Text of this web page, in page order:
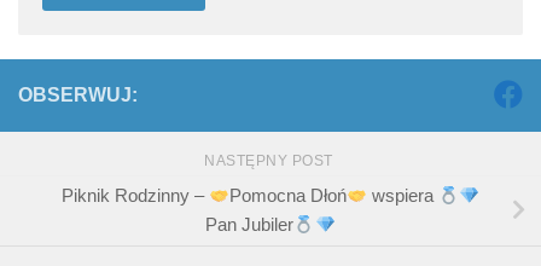
OBSERWUJ:
NASTĘPNY POST
Piknik Rodzinny – Pomocna Dłoń
wspiera
Pan Jubiler